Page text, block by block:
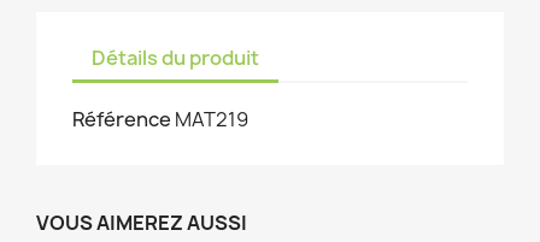
Détails du produit
Référence MAT219
VOUS AIMEREZ AUSSI